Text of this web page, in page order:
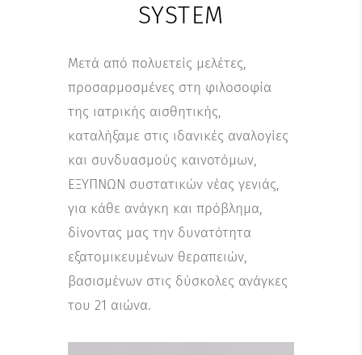
SYSTEM
Μετά από πολυετείς μελέτες,
προσαρμοσμένες στη φιλοσοφία
της ιατρικής αισθητικής,
καταλήξαμε στις ιδανικές αναλογίες
και συνδυασμούς καινοτόμων,
ΕΞΥΠΝΩΝ συστατικών νέας γενιάς,
για κάθε ανάγκη και πρόβλημα,
δίνοντας μας την δυνατότητα
εξατομικευμένων θεραπειών,
βασισμένων στις δύσκολες ανάγκες
του 21 αιώνα.